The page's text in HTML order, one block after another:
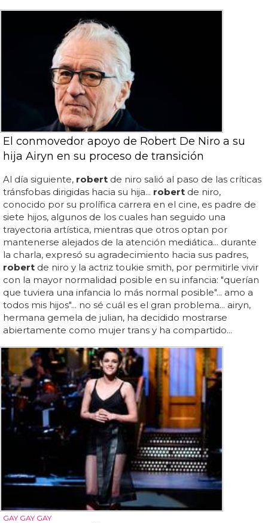
El conmovedor apoyo de Robert De Niro a su
hija Airyn en su proceso de transición
Al día siguiente, robert de niro salió al paso de las críticas
tránsfobas dirigidas hacia su hija... robert de niro,
conocido por su prolífica carrera en el cine, es padre de
siete hijos, algunos de los cuales han seguido una
trayectoria artística, mientras que otros optan por
mantenerse alejados de la atención mediática... durante
la charla, expresó su agradecimiento hacia sus padres,
robert de niro y la actriz toukie smith, por permitirle vivir
con la mayor normalidad posible en su infancia: "querían
que tuviera una infancia lo más normal posible"... amo a
todos mis hijos"... no sé cuál es el gran problema... airyn,
hermana gemela de julian, ha decidido mostrarse
abiertamente como mujer trans y ha compartido...
GAY GAY GAY